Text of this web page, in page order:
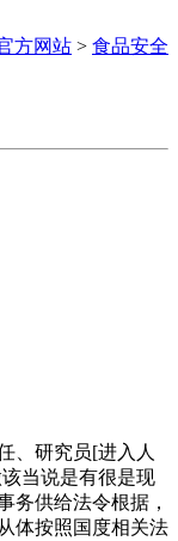
方网站 > 食品安全
研究员[进入人
当说是有很是现
务供给法令根据，
体按照国度相关法